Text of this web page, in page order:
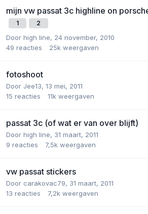
mijn vw passat 3c highline on
1 2
Door high line, 24 november, 2010
49 reacties 25k weergaven
fotoshoot
Door Jee13, 13 mei, 2011
15 reacties 11k weergaven
passat 3c (of wat er van over blijft)
Door high line, 31 maart, 2011
9 reacties 7,5k weergaven
vw passat stickers
Door carakovac79, 31 maart, 2011
13 reacties 7,2k weergaven